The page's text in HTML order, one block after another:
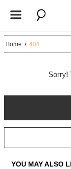
Home / 404
Sorry!
YOU MAY ALSO